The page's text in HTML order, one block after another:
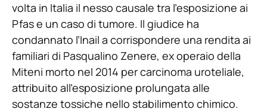
volta in Italia il nesso causale tra l’esposizione ai
Pfas e un caso di tumore. Il giudice ha
condannato l’Inail a corrispondere una rendita ai
familiari di Pasqualino Zenere, ex operaio della
Miteni morto nel 2014 per carcinoma uroteliale,
attribuito all’esposizione prolungata alle
sostanze tossiche nello stabilimento chimico.